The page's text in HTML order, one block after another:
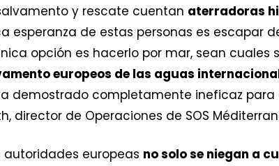
y rescate cuentan aterradoras
esperanza de estas personas es escapar
opción es hacerlo por mar, sean cuales
europeos de las aguas
demostrado completamente ineficaz
director de Operaciones de SOS
autoridades europeas no solo se niegan a